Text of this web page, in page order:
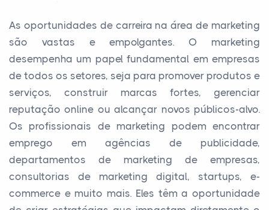
As oportunidades de carreira na área de marketing
são vastas e empolgantes. O marketing
desempenha um papel fundamental em empresas
de todos os setores, seja para promover produtos e
serviços, construir marcas fortes, gerenciar
reputação online ou alcançar novos públicos-alvo.
Os profissionais de marketing podem encontrar
emprego em agências de publicidade,
departamentos de marketing de empresas,
consultorias de marketing digital, startups, e-
commerce e muito mais. Eles têm a oportunidade